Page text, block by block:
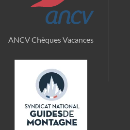
ANCV Chèques Vacances